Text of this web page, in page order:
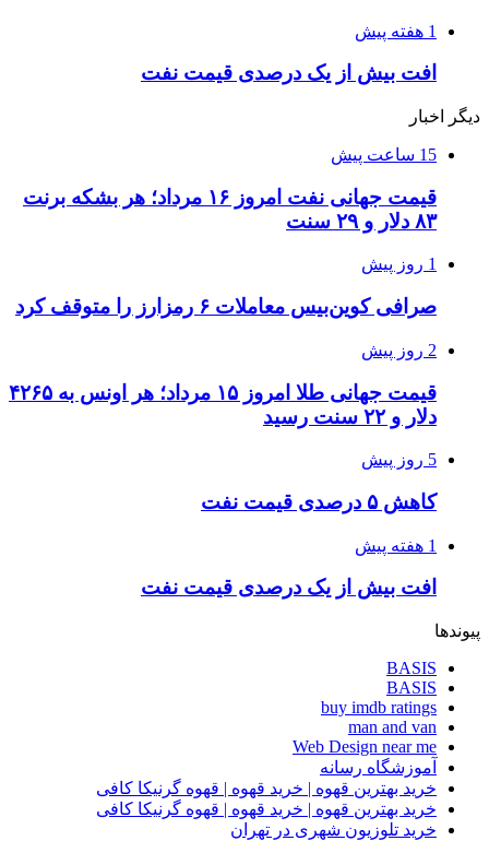
1 هفته پیش
افت بیش از یک درصدی قیمت نفت
دیگر اخبار
15 ساعت پیش
قیمت جهانی نفت امروز ۱۶ مرداد؛ هر بشکه برنت
۸۳ دلار و ۲۹ سنت
1 روز پیش
صرافی کوین‌بیس معاملات ۶ رمزارز را متوقف کرد
2 روز پیش
قیمت جهانی طلا امروز ۱۵ مرداد؛ هر اونس به ۴۲۶۵
دلار و ۲۲ سنت رسید
5 روز پیش
کاهش ۵ درصدی قیمت نفت
1 هفته پیش
افت بیش از یک درصدی قیمت نفت
پیوندها
BASIS
BASIS
buy imdb ratings
man and van
Web Design near me
آموزشگاه رسانه
خرید بهترین قهوه | خرید قهوه | قهوه گرنیکا کافی
خرید بهترین قهوه | خرید قهوه | قهوه گرنیکا کافی
خرید تلوزیون شهری در تهران